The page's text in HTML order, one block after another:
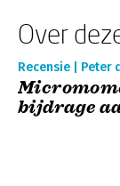
Over
Recensie | Peter
bijdrage